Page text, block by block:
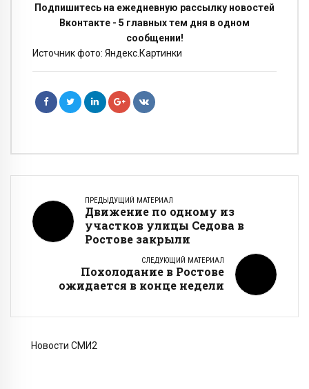
Подпишитесь на ежедневную рассылку новостей
Вконтакте - 5 главных тем дня в одном
сообщении!
Источник фото: Яндекс.Картинки
ПРЕДЫДУЩИЙ МАТЕРИАЛ
Движение по одному из
участков улицы Седова в
Ростове закрыли
СЛЕДУЮЩИЙ МАТЕРИАЛ
Похолодание в Ростове
ожидается в конце недели
Новости СМИ2